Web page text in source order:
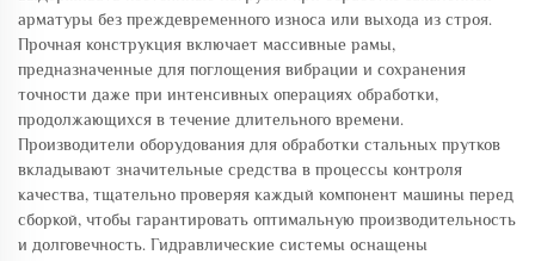
арматуры без преждевременного износа или выхода из строя.
Прочная конструкция включает массивные рамы,
предназначенные для поглощения вибрации и сохранения
точности даже при интенсивных операциях обработки,
продолжающихся в течение длительного времени.
Производители оборудования для обработки стальных прутков
вкладывают значительные средства в процессы контроля
качества, тщательно проверяя каждый компонент машины перед
сборкой, чтобы гарантировать оптимальную производительность
и долговечность. Гидравлические системы оснащены